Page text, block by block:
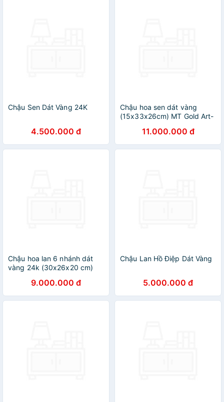
Chậu Sen Dát Vàng 24K
4.500.000 đ
Chậu hoa sen dát vàng
(15x33x26cm) MT Gold Art-
nhà cửa, quà tặng dành cho
sếp, đối tác, khách hàng, sự
kiện
11.000.000 đ
Chậu hoa lan 6 nhánh dát
vàng 24k (30x26x20 cm)
hãng, trang trí nhà cửa,
phòng làm việc, quà tặng
sếp, đối tác, khách hàng,
9.000.000 đ
Chậu Lan Hồ Điệp Dát Vàng
5.000.000 đ